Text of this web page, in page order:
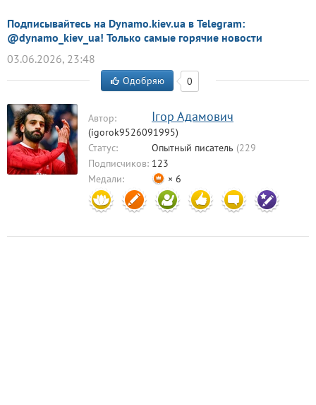
Подписывайтесь на Dynamo.kiev.ua в Telegram:
@dynamo_kiev_ua! Только самые горячие новости
03.06.2026, 23:48
Одобряю 0
Автор: Ігор Адамович
(igorok9526091995)
Статус:
Опытный писатель (229
комментариев)
Подписчиков: 123
Медали:
× 6